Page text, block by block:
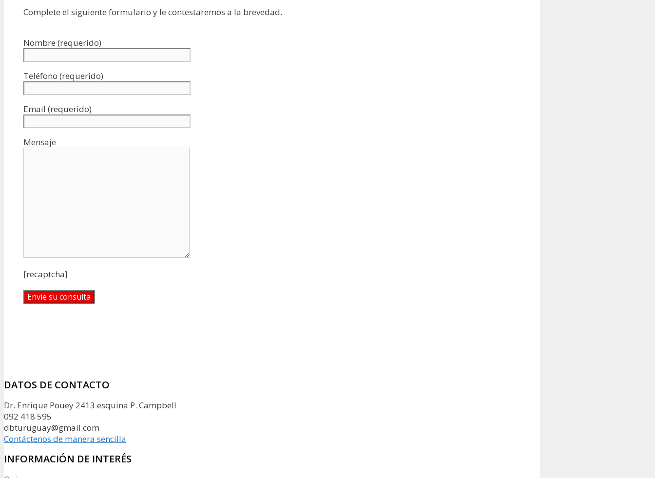
Complete el siguiente formulario y le contestaremos a la brevedad.
Nombre (requerido)
Teléfono (requerido)
Email (requerido)
Mensaje
[recaptcha]
DATOS DE CONTACTO
Dr. Enrique Pouey 2413 esquina P. Campbell
092 418 595
dbturuguay@gmail.com
Contáctenos de manera sencilla
INFORMACIÓN DE INTERÉS